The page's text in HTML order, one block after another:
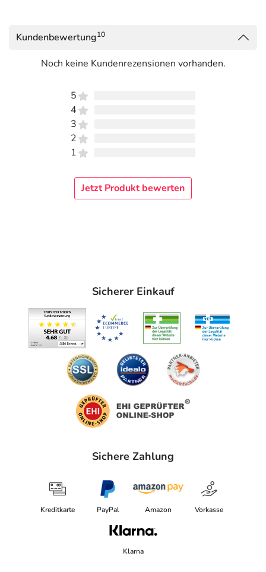
Kundenbewertung10
Noch keine Kundenrezensionen vorhanden.
5
4
3
2
1
Jetzt Produkt bewerten
Sicherer Einkauf
Sichere Zahlung
Kreditkarte PayPal Amazon Vorkasse
Klarna